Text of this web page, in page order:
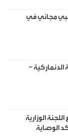
مجاني في
الدنماركية –
الوزارية
الوصاية